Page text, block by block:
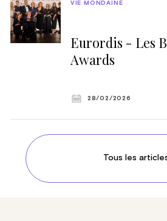
Eurordis - Les
Awards
VIE MONDAINE
28/02/2026
Tous les